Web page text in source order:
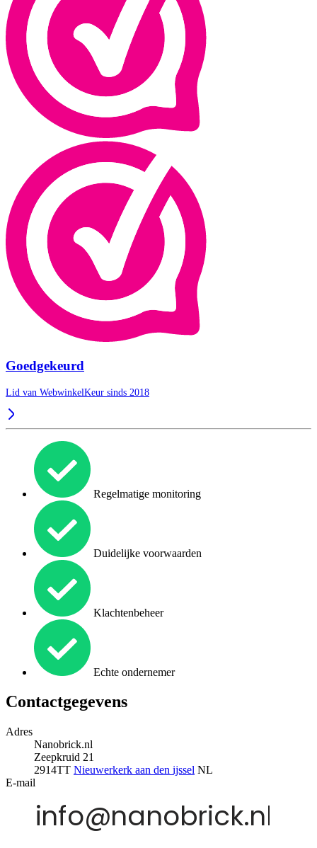
Goedgekeurd
Lid van WebwinkelKeur sinds 2018
Regelmatige monitoring
Duidelijke voorwaarden
Klachtenbeheer
Echte ondernemer
Contactgegevens
Adres
Nanobrick.nl
Zeepkruid 21
2914TT Nieuwerkerk aan den ijssel NL
E-mail